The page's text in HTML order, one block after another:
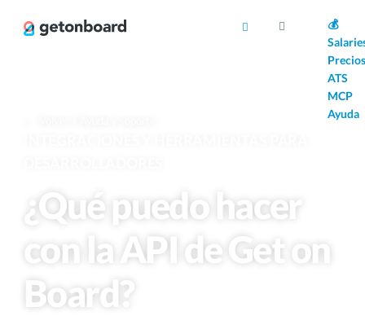
💰
Precios
ATS
MCP
Ayuda
¿Qué puedo hacer
con la API de Get on
Board?